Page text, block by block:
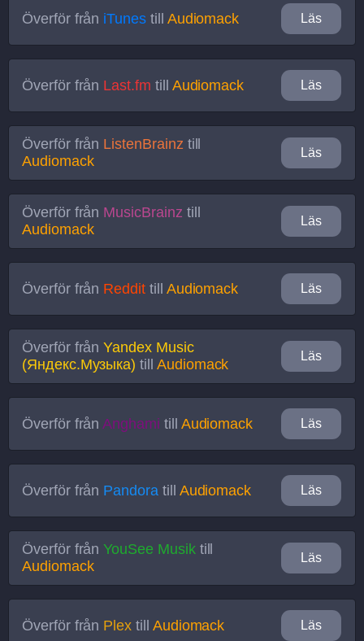
Överför från iTunes till Audiomack Läs
Överför från Last.fm till Audiomack Läs
Överför från ListenBrainz till
Audiomack
Läs
Överför från MusicBrainz till
Audiomack
Läs
Överför från Reddit till Audiomack Läs
Överför frånYandex Music
(Яндекс.Музыка) till Audiomack
Läs
Överför från Anghami till Audiomack Läs
Överför från Pandora till Audiomack Läs
Överför frånYouSee Musiktill
Audiomack
Läs
Överför från Plex till Audiomack Läs